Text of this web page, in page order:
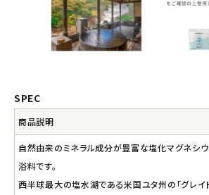
SPEC
商品説明
自然由来のミネラル成分が豊富な塩化マグネシ
浴料です。
西半球最大の塩水湖である米国ユタ州の「グレイ